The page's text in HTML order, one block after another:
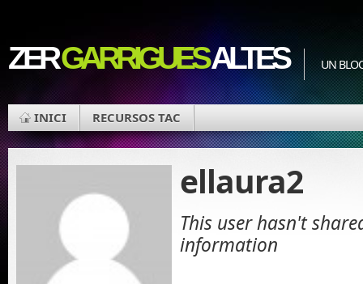
ZERGARRIGUESALTES UN
INICI RECURSOS TAC
ellaura2
This user hasn't
information